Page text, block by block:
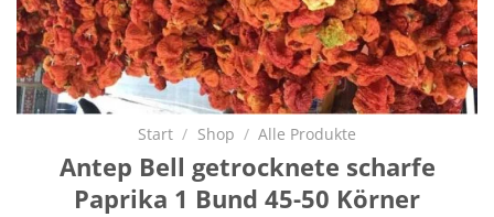
Start / Shop / Alle Produkte
Antep Bell getrocknete scharfe
Paprika 1 Bund 45-50 Körner